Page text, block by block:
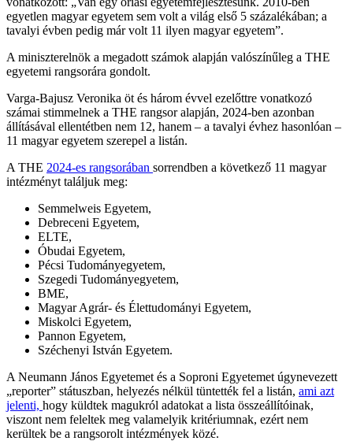
egyetlen magyar egyetem sem volt a világ első 5 százalékában; a
tavalyi évben pedig már volt 11 ilyen magyar egyetem”.
A miniszterelnök a megadott számok alapján valószínűleg a THE
egyetemi rangsorára gondolt.
Varga-Bajusz Veronika öt és három évvel ezelőttre vonatkozó
számai stimmelnek a THE rangsor alapján, 2024-ben azonban
állításával ellentétben nem 12, hanem – a tavalyi évhez hasonlóan –
11 magyar egyetem szerepel a listán.
A THE 2024-es rangsorában sorrendben a következő 11 magyar
intézményt találjuk meg:
Semmelweis Egyetem,
Debreceni Egyetem,
ELTE,
Óbudai Egyetem,
Pécsi Tudományegyetem,
Szegedi Tudományegyetem,
BME,
Magyar Agrár- és Élettudományi Egyetem,
Miskolci Egyetem,
Pannon Egyetem,
Széchenyi István Egyetem.
A Neumann János Egyetemet és a Soproni Egyetemet úgynevezett
„reporter” státuszban, helyezés nélkül tüntették fel a listán, ami azt
jelenti, hogy küldtek magukról adatokat a lista összeállítóinak,
viszont nem feleltek meg valamelyik kritériumnak, ezért nem
kerültek be a rangsorolt intézmények közé.